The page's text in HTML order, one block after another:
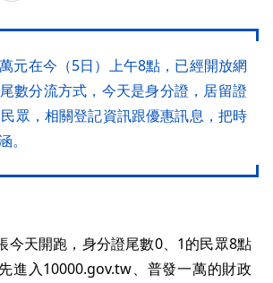
元在今（5日）上午8點，已經開放網
數分流方式，今天是身分證，居留證
眾，相關登記資訊跟優惠訊息，把時
。
今天開跑，身分證尾數0、1的民眾8點
進入10000.gov.tw、普發一萬的財政